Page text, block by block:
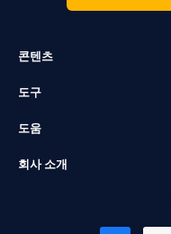
콘텐츠
도구
도움
회사 소개